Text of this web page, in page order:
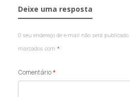
Deixe uma resposta
O seu endereço de e-mail não será publicado.
marcados com *
Comentário *